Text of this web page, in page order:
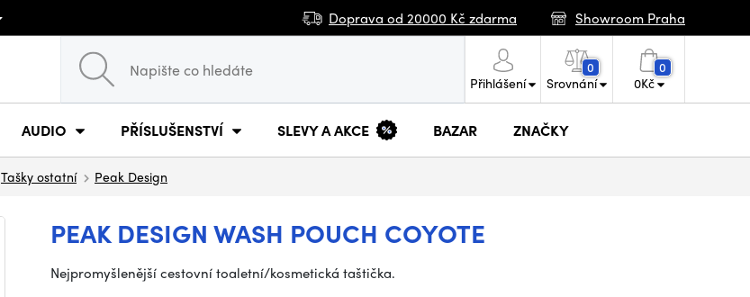
Doprava od 20000 Kč zdarma Showroom Praha
Přihlášení
0
Srovnání
0
0Kč
AUDIO PŘÍSLUŠENSTVÍ SLEVY A AKCE BAZAR ZNAČKY
Tašky ostatní Peak Design
PEAK DESIGN WASH POUCH COYOTE
Nejpromyšlenější cestovní toaletní/kosmetická taštička.